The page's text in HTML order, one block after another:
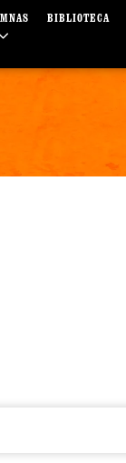
BIBLIOTECA